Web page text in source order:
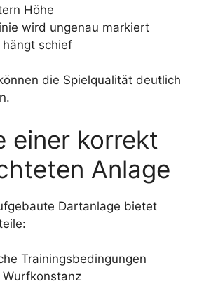
Höhe
wird ungenau markiert
hängt schief
die Spielqualität deutlich
einer korrekt
Anlage
Dartanlage bietet
Trainingsbedingungen
Wurfkonstanz